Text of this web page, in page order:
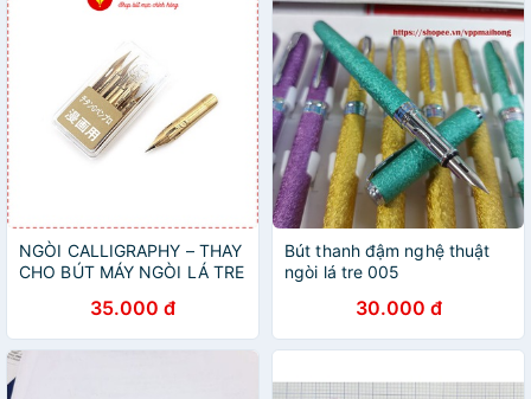
NGÒI CALLIGRAPHY – THAY
CHO BÚT MÁY NGÒI LÁ TRE
35.000 đ
Bút thanh đậm nghệ thuật
ngòi lá tre 005
30.000 đ